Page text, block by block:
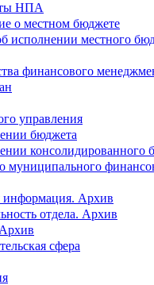
НПА
о местном бюджете
исполнении местного
финансового
управления
бюджета
консолидированного
муниципального
Архив
отдела. Архив
сфера